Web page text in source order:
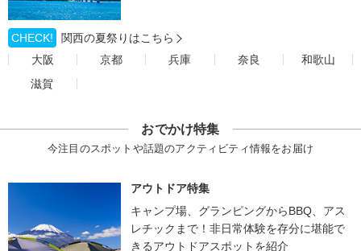
CHECK!
関西の夏祭りはこちら
大阪
京都 兵庫 奈良
和歌山
滋賀
おでかけ特集
今注目のスポットや話題のアクティビティ情報をお届け
アウトドア特集
キャンプ場、グランピングからBBQ、アス
レチックまで！非日常体験を存分に堪能で
きるアウトドアスポットを紹介